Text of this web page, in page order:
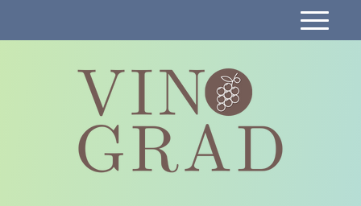
Сорта Винограда: описание, фото, отзывы,
технологии посадки и ухода